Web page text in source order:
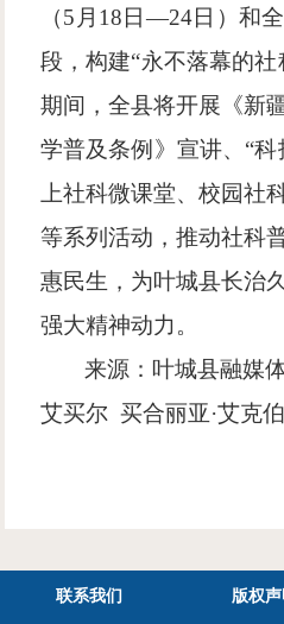
（5月18日—24日）和
段，构建“永不落幕的社
期间，全县将开展《新
学普及条例》宣讲、“
上社科微课堂、校园社
等系列活动，推动社科
惠民生，为叶城县长治
强大精神动力。
来源：叶城县融媒
艾买尔 买合丽亚·艾克
联系我们 版权声